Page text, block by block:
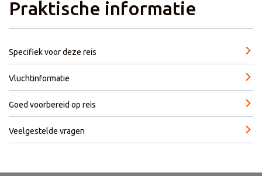
Praktische informatie
Specifiek voor deze reis
Vluchtinformatie
Goed voorbereid op reis
Veelgestelde vragen